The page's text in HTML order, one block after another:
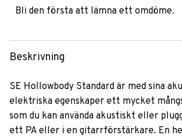
Bli den första att lämna ett omdöme.
Beskrivning
SE Hollowbody Standard är med sina
elektriska egenskaper ett mycket
som du kan använda akustiskt eller
ett PA eller i en gitarrförstärkare. En